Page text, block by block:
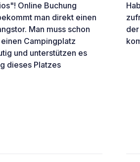
Online Buchung
man direkt einen
Man muss schon
Campingplatz
und unterstützen es
dieses Platzes